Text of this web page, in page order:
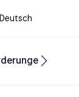
Deutsch